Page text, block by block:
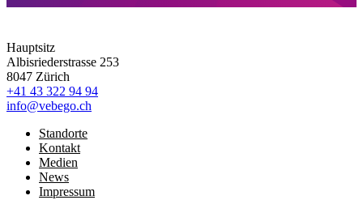
Hauptsitz
Albisriederstrasse 253
8047 Zürich
+41 43 322 94 94
info@vebego.ch
Standorte
Kontakt
Medien
News
Impressum